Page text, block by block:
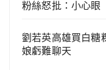
粉絲怒批：小心眼
劉若英高雄買白
娘虧難聊天